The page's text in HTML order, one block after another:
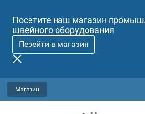
Посетите наш магазин
швейного оборудования
Перейти в магазин
Магазин